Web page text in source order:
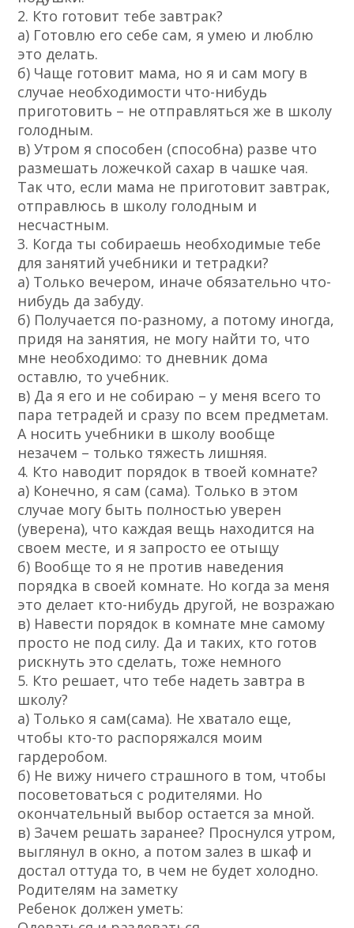
2. Кто готовит тебе завтрак?
а) Готовлю его себе сам, я умею и люблю
это делать.
б) Чаще готовит мама, но я и сам могу в
случае необходимости что-нибудь
приготовить – не отправляться же в школу
голодным.
в) Утром я способен (способна) разве что
размешать ложечкой сахар в чашке чая.
Так что, если мама не приготовит завтрак,
отправлюсь в школу голодным и
несчастным.
3. Когда ты собираешь необходимые тебе
для занятий учебники и тетрадки?
а) Только вечером, иначе обязательно что-
нибудь да забуду.
б) Получается по-разному, а потому иногда,
придя на занятия, не могу найти то, что
мне необходимо: то дневник дома
оставлю, то учебник.
в) Да я его и не собираю – у меня всего то
пара тетрадей и сразу по всем предметам.
А носить учебники в школу вообще
незачем – только тяжесть лишняя.
4. Кто наводит порядок в твоей комнате?
а) Конечно, я сам (сама). Только в этом
случае могу быть полностью уверен
(уверена), что каждая вещь находится на
своем месте, и я запросто ее отыщу
б) Вообще то я не против наведения
порядка в своей комнате. Но когда за меня
это делает кто-нибудь другой, не возражаю
в) Навести порядок в комнате мне самому
просто не под силу. Да и таких, кто готов
рискнуть это сделать, тоже немного
5. Кто решает, что тебе надеть завтра в
школу?
а) Только я сам(сама). Не хватало еще,
чтобы кто-то распоряжался моим
гардеробом.
б) Не вижу ничего страшного в том, чтобы
посоветоваться с родителями. Но
окончательный выбор остается за мной.
в) Зачем решать заранее? Проснулся утром,
выглянул в окно, а потом залез в шкаф и
достал оттуда то, в чем не будет холодно.
Родителям на заметку
Ребенок должен уметь: